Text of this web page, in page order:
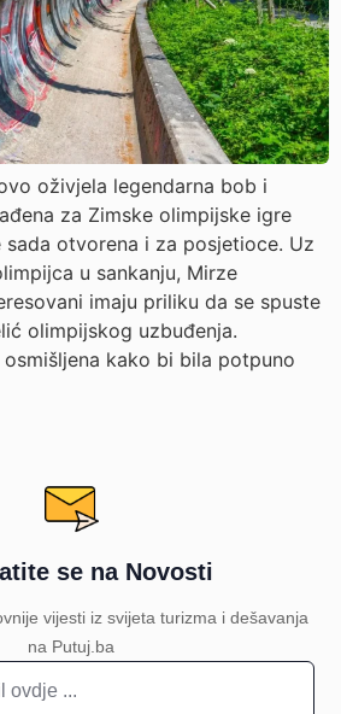
oživjela legendarna bob i
za Zimske olimpijske igre
sada otvorena i za posjetioce. Uz
u sankanju, Mirze
imaju priliku da se spuste
olimpijskog uzbuđenja.
kako bi bila potpuno
se na Novosti
vijesti iz svijeta turizma i dešavanja
na Putuj.ba